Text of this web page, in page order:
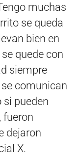
muchas
se queda
bien en
quede con
siempre
comunican
pueden
fueron
dejaron
X.